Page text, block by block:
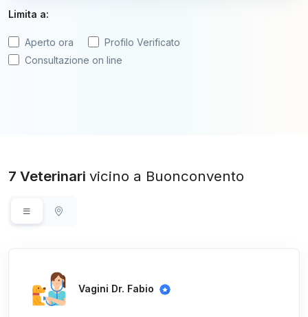
Limita a:
Aperto ora
Profilo Verificato
Consultazione on line
7 Veterinari vicino a Buonconvento
Vagini Dr. Fabio